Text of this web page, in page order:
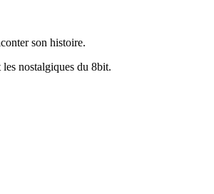
son histoire.
nostalgiques du 8bit.